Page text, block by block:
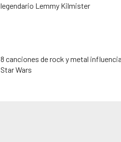
legendario Lemmy Kilmister
8 canciones de rock y metal
Star Wars